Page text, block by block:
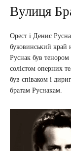
Вулиця
Орест і Денис
буковинський край
Руснак був тенором
солістом оперних
був співаком і
братам Руснакам.